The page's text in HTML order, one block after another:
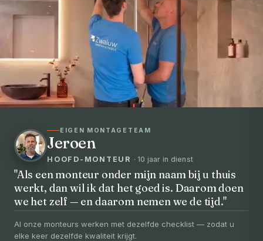
EIGEN MONTAGETEAM
Jeroen
HOOFD-MONTEUR · 10 jaar in dienst
"Als een monteur onder mijn naam bij u thuis
werkt, dan wil ik dat het goed is. Daarom doen
we het zelf — en daarom nemen we de tijd."
Al onze monteurs werken met dezelfde checklist — zodat u
elke keer dezelfde kwaliteit krijgt.
VOORHEEN → NA
Uw badkamer, volledig vernieuwd in
3-5 dagen